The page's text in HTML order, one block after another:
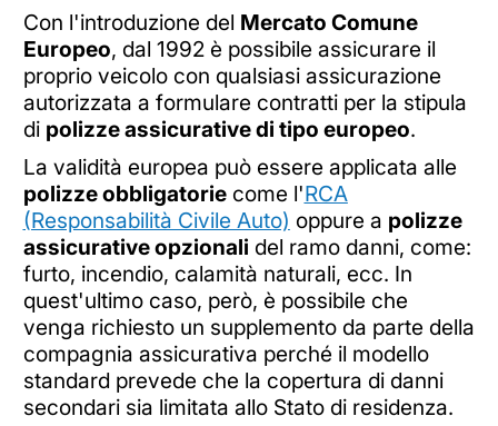
Con l'introduzione del Mercato Comune
Europeo, dal 1992 è possibile assicurare il
proprio veicolo con qualsiasi assicurazione
autorizzata a formulare contratti per la stipula
di polizze assicurative di tipo europeo.
La validità europea può essere applicata alle
polizze obbligatoriecome l'RCA
(Responsabilità Civile Auto) oppure a polizze
assicurative opzionali del ramo danni, come:
furto, incendio, calamità naturali, ecc. In
quest'ultimo caso, però, è possibile che
venga richiesto un supplemento da parte della
compagnia assicurativa perché il modello
standard prevede che la copertura di danni
secondari sia limitata allo Stato di residenza.